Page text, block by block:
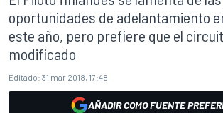
oportunidades de adelantamiento
este año, pero prefiere que el
modificado
Editado: 31 mar 2018, 17:48
AÑADIR COMO FUENTE